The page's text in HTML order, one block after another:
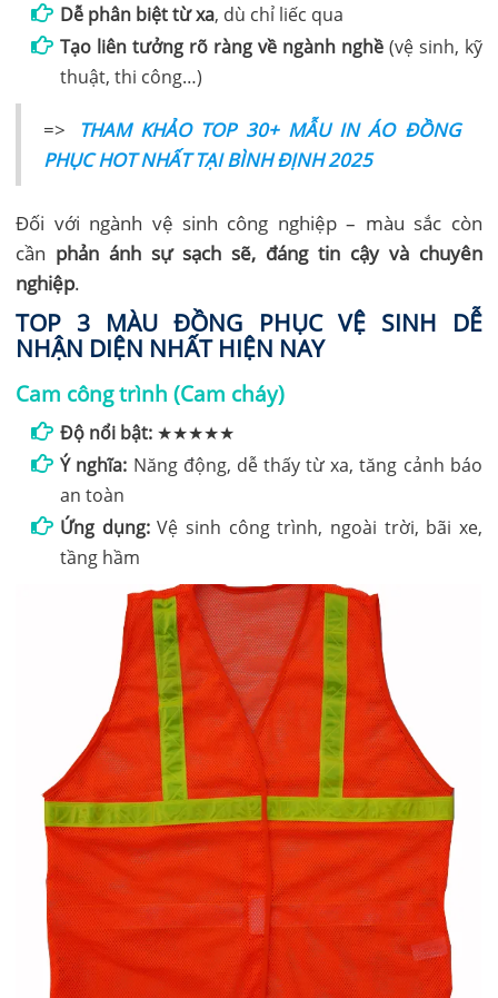
Dễ phân biệt từ xa, dù chỉ liếc qua
Tạo liên tưởng rõ ràng về ngành nghề(vệ sinh, kỹ
thuật, thi công…)
=>
THAM KHẢO TOP 30+ MẪU IN ÁO ĐỒNG
PHỤC HOT NHẤT TẠI BÌNH ĐỊNH 2025
Đối với ngành vệ sinh công nghiệp – màu sắc còn
cần phản ánh sự sạch sẽ, đáng tin cậy và chuyên
nghiệp.
TOP 3 MÀU ĐỒNG PHỤC VỆ SINH DỄ
NHẬN DIỆN NHẤT HIỆN NAY
Cam công trình (Cam cháy)
Độ nổi bật: ★★★★★
Ý nghĩa: Năng động, dễ thấy từ xa, tăng cảnh báo
an toàn
Ứng dụng:Vệ sinh công trình, ngoài trời, bãi xe,
tầng hầm